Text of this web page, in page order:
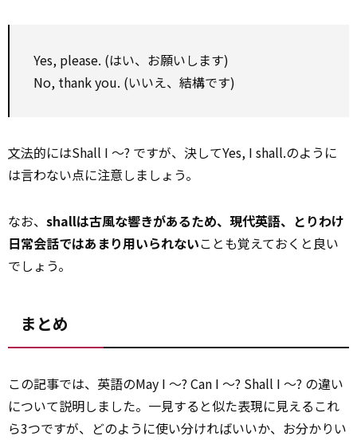
Yes, please. (はい、お願いします)
No, thank you. (いいえ、結構です)
文法的にはShall I ～? ですが、決してYes, I shall.のように
は言わない点に注意しましょう。
なお、 shallは古風な響きがあるため、現代英語、とりわけ
日常会話ではあまり用いられないことも覚えておくと良い
でしょう。
まとめ
この記事では、英語のMay I ～? Can I ～? Shall I ～? の違い
について説明しました。一見すると似た表現に見えるこれ
ら3つですが、どのように使い分ければいいか、お分かりい